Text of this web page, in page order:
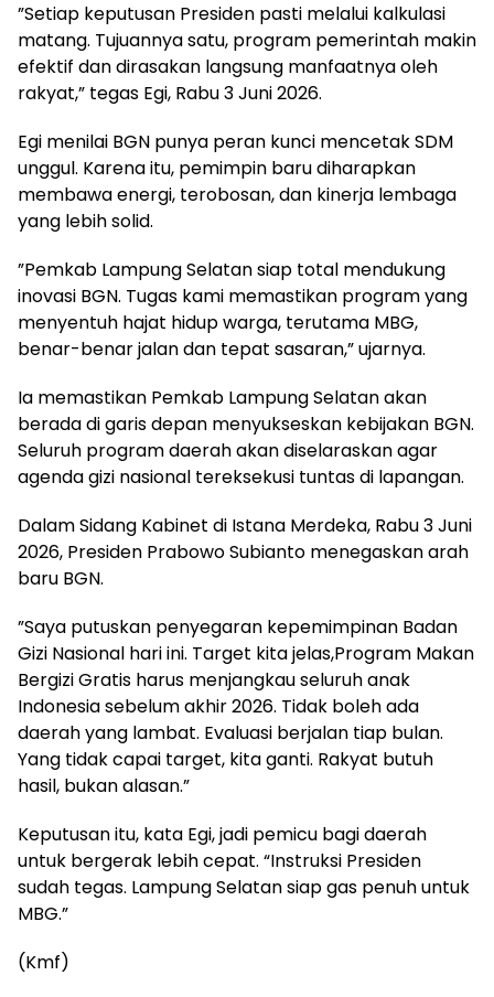
‎”Setiap keputusan Presiden pasti melalui kalkulasi
matang. Tujuannya satu, program pemerintah makin
efektif dan dirasakan langsung manfaatnya oleh
rakyat,” tegas Egi, Rabu 3 Juni 2026.
‎Egi menilai BGN punya peran kunci mencetak SDM
unggul. Karena itu, pemimpin baru diharapkan
membawa energi, terobosan, dan kinerja lembaga
yang lebih solid.
‎”Pemkab Lampung Selatan siap total mendukung
inovasi BGN. Tugas kami memastikan program yang
menyentuh hajat hidup warga, terutama MBG,
benar-benar jalan dan tepat sasaran,” ujarnya.
‎Ia memastikan Pemkab Lampung Selatan akan
berada di garis depan menyukseskan kebijakan BGN.
Seluruh program daerah akan diselaraskan agar
agenda gizi nasional tereksekusi tuntas di lapangan.
‎Dalam Sidang Kabinet di Istana Merdeka, Rabu 3 Juni
2026, Presiden Prabowo Subianto menegaskan arah
baru BGN.
‎”Saya putuskan penyegaran kepemimpinan Badan
Gizi Nasional hari ini. Target kita jelas,Program Makan
Bergizi Gratis harus menjangkau seluruh anak
Indonesia sebelum akhir 2026. Tidak boleh ada
daerah yang lambat. Evaluasi berjalan tiap bulan.
Yang tidak capai target, kita ganti. Rakyat butuh
hasil, bukan alasan.”
‎Keputusan itu, kata Egi, jadi pemicu bagi daerah
untuk bergerak lebih cepat. “Instruksi Presiden
sudah tegas. Lampung Selatan siap gas penuh untuk
MBG.”
(Kmf)